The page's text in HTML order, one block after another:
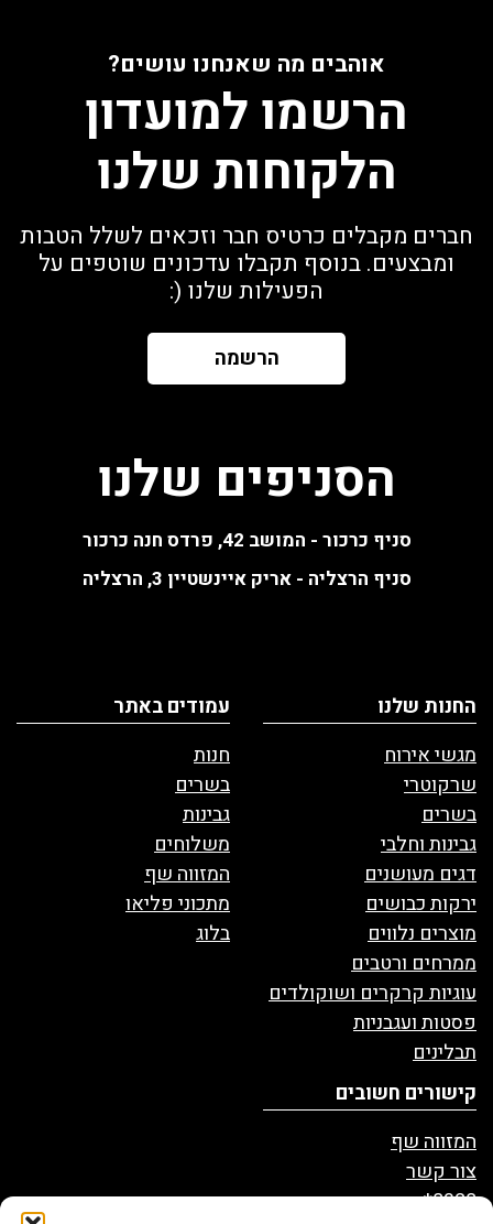
אוהבים מה שאנחנו עושים?
הרשמו למועדון
הלקוחות שלנו
חברים מקבלים כרטיס חבר וזכאים לשלל הטבות
ומבצעים. בנוסף תקבלו עדכונים שוטפים על
הפעילות שלנו (:
הרשמה
הסניפים שלנו
סניף כרכור - המושב 42, פרדס חנה כרכור
סניף הרצליה - אריק איינשטיין 3, הרצליה
החנות שלנו
מגשי אירוח
שרקוטרי
בשרים
גבינות וחלבי
דגים מעושנים
ירקות כבושים
מוצרים נלווים
ממרחים ורטבים
עוגיות קרקרים ושוקולדים
פסטות ועגבניות
תבלינים
עמודים באתר
חנות
בשרים
גבינות
משלוחים
המזווה שף
מתכוני פליאו
בלוג
קישורים חשובים
המזווה שף
צור קשר
8328*